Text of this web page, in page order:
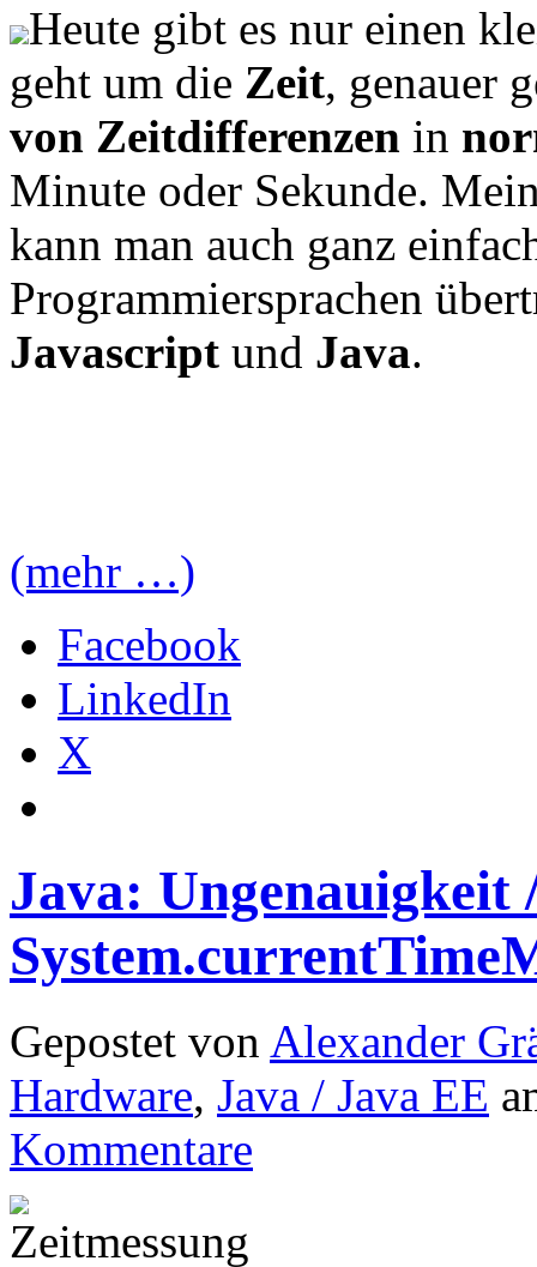
Heute gibt es nur einen
geht um die Zeit, genauer
von Zeitdifferenzen in
Minute oder Sekunde.
kann man auch ganz
Programmiersprachen
Javascript und Java.
(mehr …)
Facebook
LinkedIn
X
Java: Ungenauigkeit
Gepostet von Alexander
Hardware, Java / Java EE
Kommentare